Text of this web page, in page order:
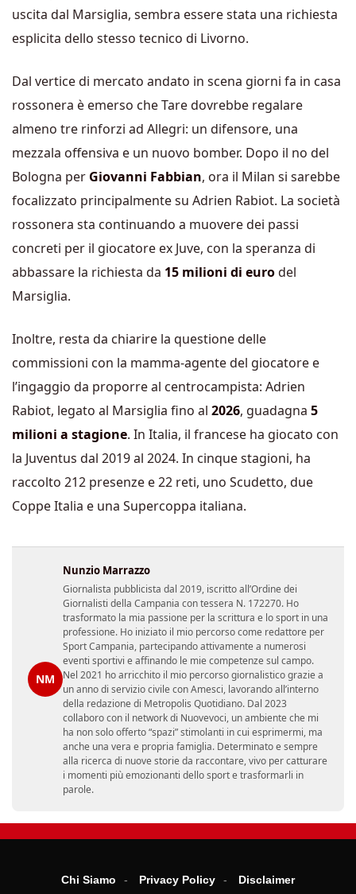
uscita dal Marsiglia, sembra essere stata una richiesta
esplicita dello stesso tecnico di Livorno.
Dal vertice di mercato andato in scena giorni fa in casa
rossonera è emerso che Tare dovrebbe regalare
almeno tre rinforzi ad Allegri: un difensore, una
mezzala offensiva e un nuovo bomber. Dopo il no del
Bologna per Giovanni Fabbian, ora il Milan si sarebbe
focalizzato principalmente su Adrien Rabiot. La società
rossonera sta continuando a muovere dei passi
concreti per il giocatore ex Juve, con la speranza di
abbassare la richiesta da 15 milioni di eurodel
Marsiglia.
Inoltre, resta da chiarire la questione delle
commissioni con la mamma-agente del giocatore e
l’ingaggio da proporre al centrocampista: Adrien
Rabiot, legato al Marsiglia fino al 2026, guadagna 5
milioni a stagione. In Italia, il francese ha giocato con
la Juventus dal 2019 al 2024. In cinque stagioni, ha
raccolto 212 presenze e 22 reti, uno Scudetto, due
Coppe Italia e una Supercoppa italiana.
NM
Nunzio Marrazzo
Giornalista pubblicista dal 2019, iscritto all’Ordine dei
Giornalisti della Campania con tessera N. 172270. Ho
trasformato la mia passione per la scrittura e lo sport in una
professione. Ho iniziato il mio percorso come redattore per
Sport Campania, partecipando attivamente a numerosi
eventi sportivi e affinando le mie competenze sul campo.
Nel 2021 ho arricchito il mio percorso giornalistico grazie a
un anno di servizio civile con Amesci, lavorando all’interno
della redazione di Metropolis Quotidiano. Dal 2023
collaboro con il network di Nuovevoci, un ambiente che mi
ha non solo offerto “spazi” stimolanti in cui esprimermi, ma
anche una vera e propria famiglia. Determinato e sempre
alla ricerca di nuove storie da raccontare, vivo per catturare
i momenti più emozionanti dello sport e trasformarli in
parole.
Chi Siamo Privacy Policy Disclaimer